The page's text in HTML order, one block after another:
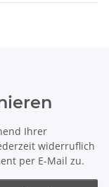
Ihrer
widerruflich
per E-Mail zu.